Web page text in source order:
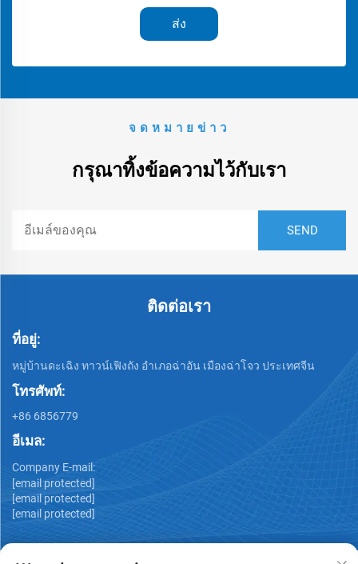
ส่ง
จดหมายข่าว
กรุณาทิ้งข้อความไว้กับเรา
ติดต่อเรา
ที่อยู่:
หมู่บ้านดะเฉิง ทาวน์เฟิงถัง อำเภอฉ่าอัน เมืองฉ่าโจว ประเทศจีน
โทรศัพท์:
+86 6856779
อีเมล:
Company E-mail:
[email protected]
[email protected]
[email protected]